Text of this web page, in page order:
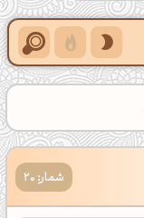
شمار: 20